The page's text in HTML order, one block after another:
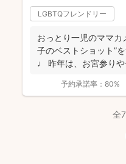
LGBTQフレンドリー
おっとり一児のママカ
子のベストショット”
♩ 昨年は、お宮参り
予約承諾率： 80%
全